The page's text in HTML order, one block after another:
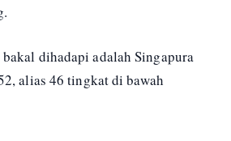
dihadapi adalah Singapura
alias 46 tingkat di bawah